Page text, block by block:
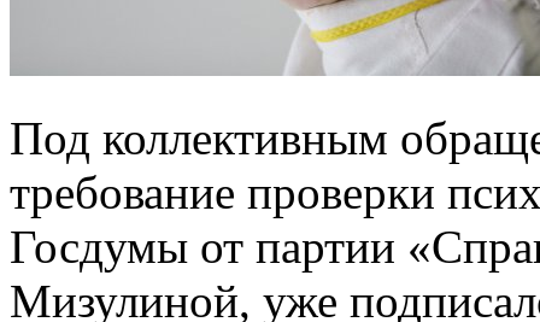
Под коллективным
требование проверки
Госдумы от партии
Мизулиной, уже